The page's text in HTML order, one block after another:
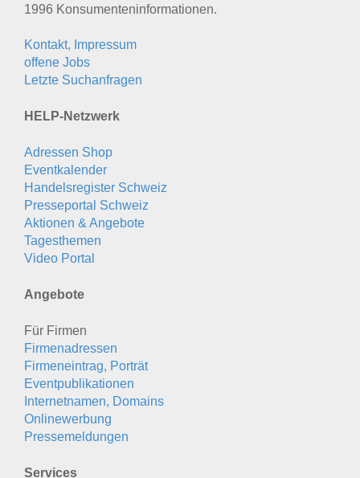
1996 Konsumenten­informationen.
Kontakt, Impressum
offene Jobs
Letzte Suchanfragen
HELP-Netzwerk
Adressen Shop
Eventkalender
Handelsregister Schweiz
Presseportal Schweiz
Aktionen & Angebote
Tagesthemen
Video Portal
Angebote
Für Firmen
Firmenadressen
Firmeneintrag, Porträt
Eventpublikationen
Internetnamen, Domains
Onlinewerbung
Pressemeldungen
Services